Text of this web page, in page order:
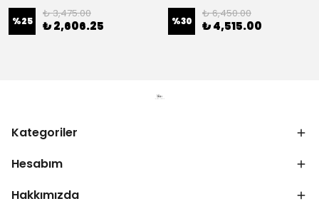
%25
₺ 3,475.00
₺ 2,606.25 %30
₺ 6,450.00
₺ 4,515.00
Kategoriler
Hesabım
Hakkımızda